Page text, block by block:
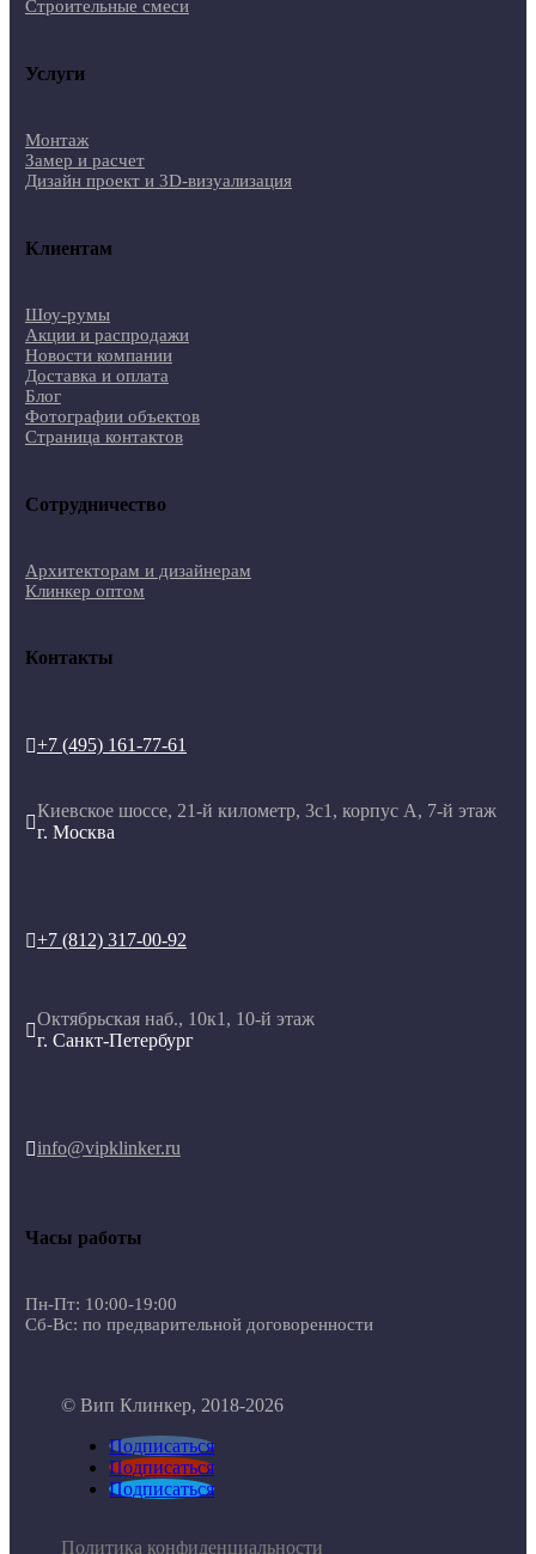
Строительные смеси
Услуги
Монтаж
Замер и расчет
Дизайн проект и 3D-визуализация
Клиентам
Шоу-румы
Акции и распродажи
Новости компании
Доставка и оплата
Блог
Фотографии объектов
Страница контактов
Сотрудничество
Архитекторам и дизайнерам
Клинкер оптом
Контакты
+7 (495) 161-77-61

Киевское шоссе, 21-й километр, 3с1, корпус А, 7-й этаж
г. Москва
+7 (812) 317-00-92

Октябрьская наб., 10к1, 10-й этаж
г. Санкт-Петербург
info@vipklinker.ru
Часы работы
Пн-Пт: 10:00-19:00
Сб-Вс: по предварительной договоренности
© Вип Клинкер, 2018-2026
Подписаться
Подписаться
Подписаться
Политика конфиденциальности